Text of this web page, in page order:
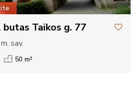
butas Taikos g. 77
sav.
50 m²